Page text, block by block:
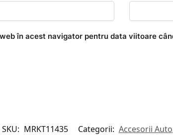
în acest navigator pentru data viitoare
SKU: MRKT11435 Categorii: Accesorii Auto